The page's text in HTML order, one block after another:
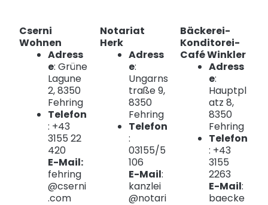
Cserni
Wohnen
Adress
e: Grüne
Lagune
2, 8350
Fehring
Telefon
: +43
3155 22
420
E-Mail:
fehring
@cserni
.com
Notariat
Herk
Adress
e:
Ungarns
traße 9,
8350
Fehring
Telefon
:
03155/5
106
E-Mail:
kanzlei
@notari
Bäckerei-
Konditorei-
Café Winkler
Adress
e:
Hauptpl
atz 8,
8350
Fehring
Telefon
: +43
3155
2263
E-Mail:
baecke